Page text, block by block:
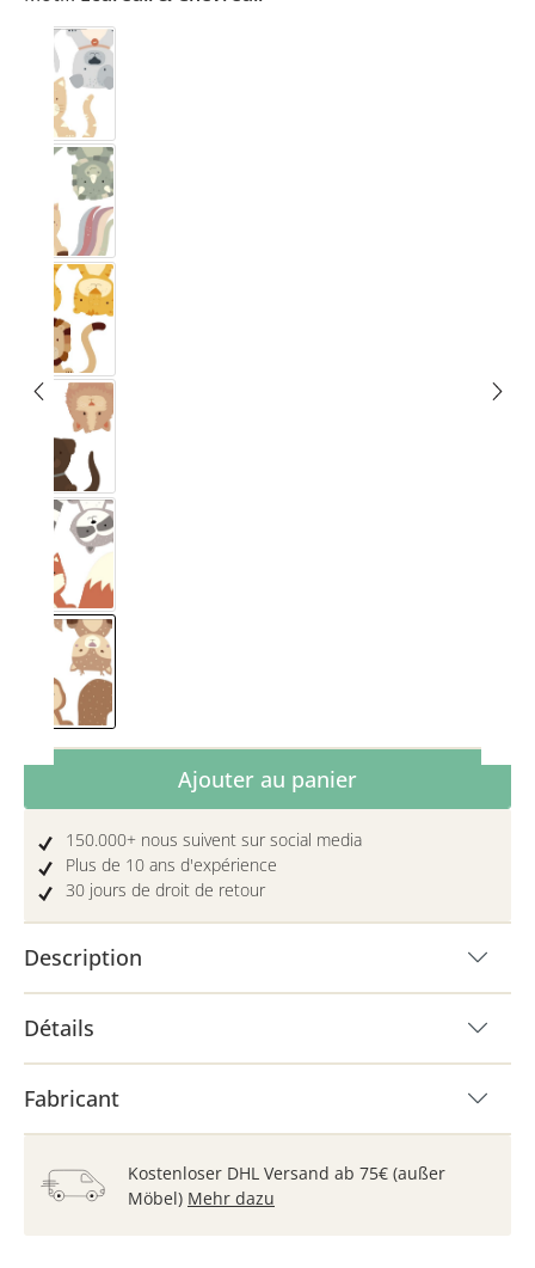
Chien & Chat
Licorne & Dino
Lion & Tigre
Poldi & Motte
Raton laveur & Renard
Écureuil & Chevreuil
Quantité de produit : Entrez la quantité
Ajouter au panier
150.000+ nous suivent sur social media
Plus de 10 ans d'expérience
30 jours de droit de retour
Description
Détails
Fabricant
Kostenloser DHL Versand ab 75€ (außer
Möbel) Mehr dazu